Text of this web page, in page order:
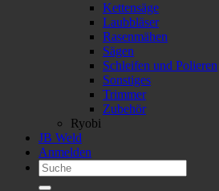
Kettensäge
Laubbläser
Rasenmähen
Sägen
Schleifen und Polieren
Sonstiges
Trimmer
Zubehör
Ryobi
JB Weld
Anmelden
Suchen
nach: